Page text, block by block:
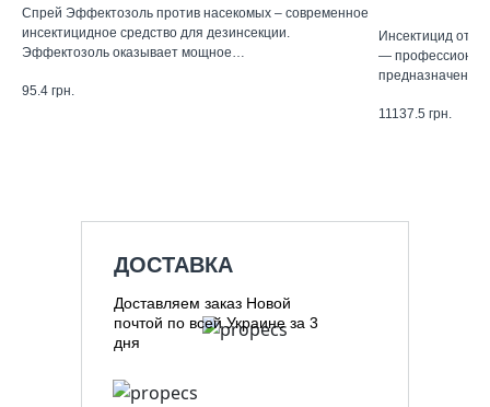
Спрей Эффектозоль против насекомых – современное
инсектицидное средство для дезинсекции.
Эффектозоль оказывает мощное…
95.4 грн.
Инсектицид от
—
11137.5 грн.
ДОСТАВКА
Доставляем заказ Новой
почтой по всей Украине за 3
дня